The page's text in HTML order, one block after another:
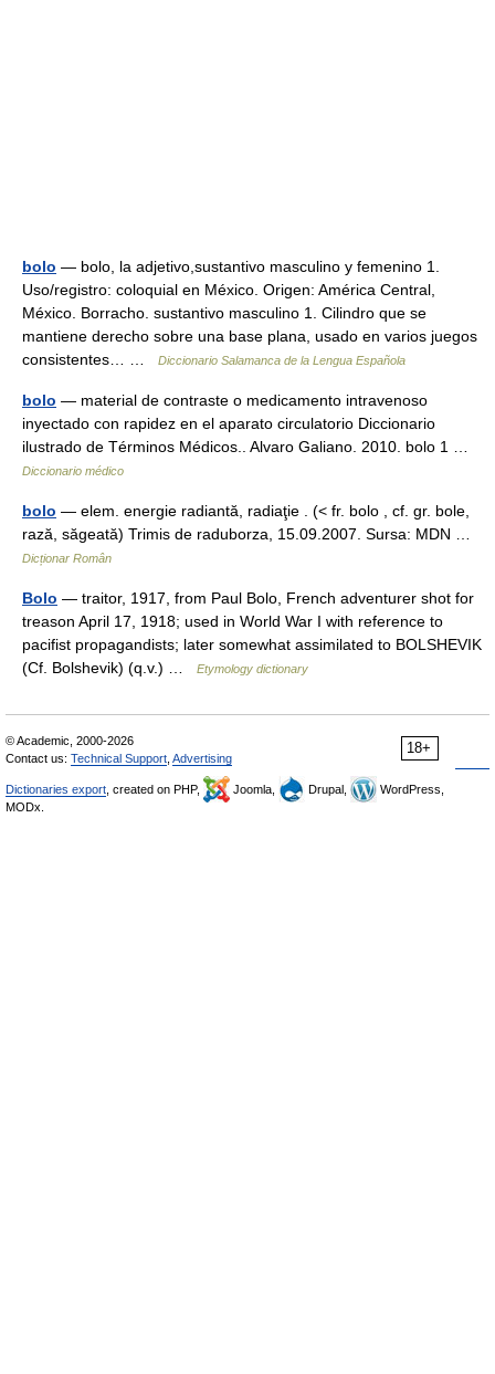
bolo — bolo, la adjetivo,sustantivo masculino y femenino 1.
Uso/registro: coloquial en México. Origen: América Central,
México. Borracho. sustantivo masculino 1. Cilindro que se
mantiene derecho sobre una base plana, usado en varios juegos
consistentes… …
Diccionario Salamanca de la Lengua Española
bolo — material de contraste o medicamento intravenoso
inyectado con rapidez en el aparato circulatorio Diccionario
ilustrado de Términos Médicos.. Alvaro Galiano. 2010. bolo 1 …
Diccionario médico
bolo — elem. energie radiantă, radiaţie . (< fr. bolo , cf. gr. bole,
rază, săgeată) Trimis de raduborza, 15.09.2007. Sursa: MDN …
Dicționar Român
Bolo — traitor, 1917, from Paul Bolo, French adventurer shot for
treason April 17, 1918; used in World War I with reference to
pacifist propagandists; later somewhat assimilated to BOLSHEVIK
(Cf. Bolshevik) (q.v.) …
Etymology dictionary
18+
© Academic, 2000-2026
Contact us: Technical Support Advertising
Dictionaries export , created on PHP, Joomla, Drupal,
WordPress,
MODx.